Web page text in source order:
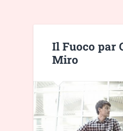
Il Fuoco par
Miro